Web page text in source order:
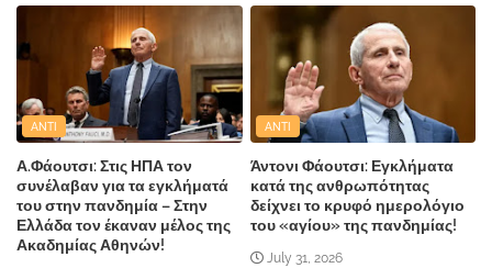
ANTI
Α.Φάουτσι: Στις ΗΠΑ τον
συνέλαβαν για τα εγκλήματά
του στην πανδημία – Στην
Ελλάδα τον έκαναν μέλος της
Ακαδημίας Αθηνών!
ANTI
Άντονι Φάουτσι: Εγκλήματα
κατά της ανθρωπότητας
δείχνει το κρυφό ημερολόγιο
του «αγίου» της πανδημίας!
July 31, 2026